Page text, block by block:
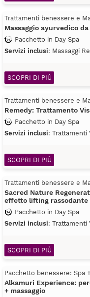
Trattamenti benessere e
Massaggio ayurvedico
Pacchetto in Day Spa
Servizi inclusi: Massaggi
SCOPRI DI PIÙ
Trattamenti benessere e
Remedy: Trattamento
Pacchetto in Day Spa
Servizi inclusi: Trattamenti
SCOPRI DI PIÙ
Trattamenti benessere e
Sacred Nature
effetto lifting rassodante
Pacchetto in Day Spa
Servizi inclusi: Trattamenti
SCOPRI DI PIÙ
Pacchetto benessere: Spa
Alkamuri Experience:
+ massaggio